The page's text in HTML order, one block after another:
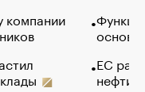
компании
основ
ЕС
нефти